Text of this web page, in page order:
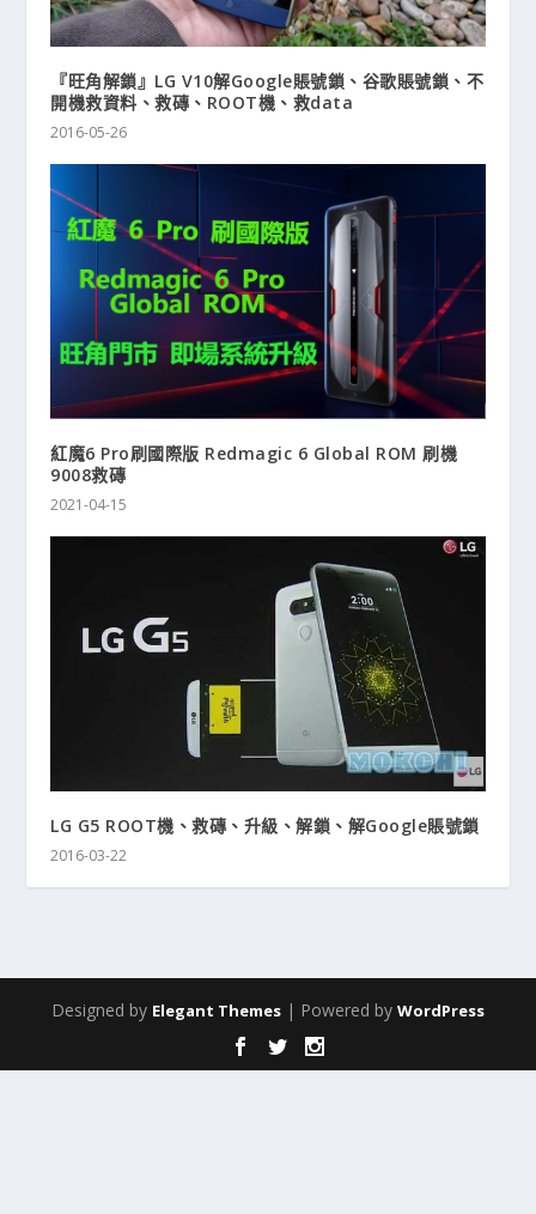
『旺角解鎖』LG V10解Google賬號鎖、谷歌賬號鎖、不
開機救資料、救磚、ROOT機、救data
2016-05-26
紅魔6 Pro刷國際版 Redmagic 6 Global ROM 刷機
9008救磚
2021-04-15
LG G5 ROOT機、救磚、升級、解鎖、解Google賬號鎖
2016-03-22
Designed by Elegant Themes | Powered by WordPress